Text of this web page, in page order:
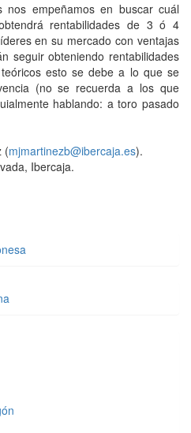
nos empeñamos en buscar cuál
rentabilidades de 3 ó 4
en su mercado con ventajas
seguir obteniendo rentabilidades
esto se debe a lo que se
(no se recuerda a los que
hablando: a toro pasado
(mjmartinezb@ibercaja.es).
Ibercaja.